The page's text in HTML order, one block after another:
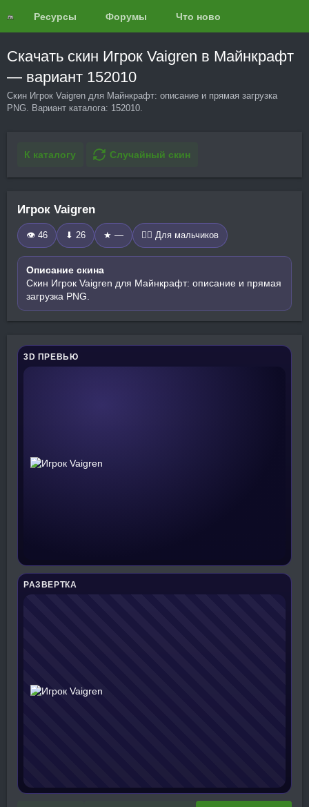
Ресурсы Форумы Что нового?
Скачать скин Игрок Vaigren в Майнкрафт
— вариант 152010
Скин Игрок Vaigren для Майнкрафт: описание и прямая загрузка
PNG. Вариант каталога: 152010.
К каталогу Случайный скин
Игрок Vaigren
👁 46 ⬇ 26 ★ — 🧍‍♂️ Для мальчиков
Описание скина
Скин Игрок Vaigren для Майнкрафт: описание и прямая
загрузка PNG.
3D ПРЕВЬЮ
РАЗВЕРТКА